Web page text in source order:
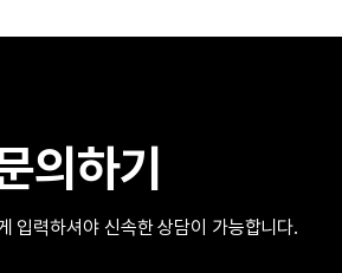
의하기
입력하셔야 신속한 상담이 가능합니다.